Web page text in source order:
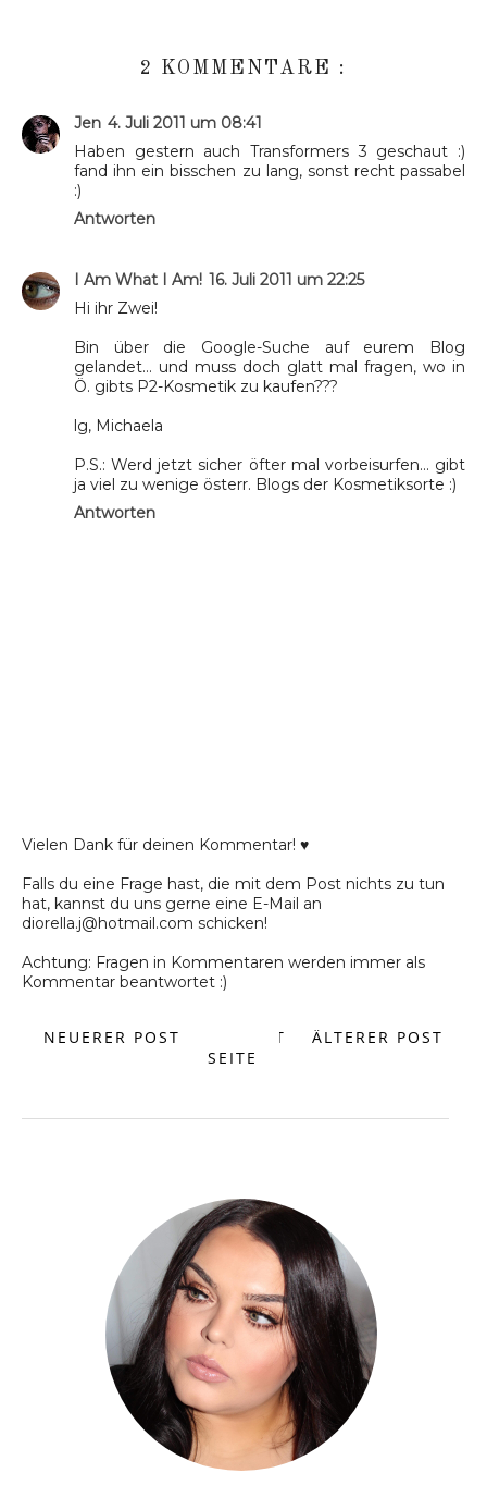
2 KOMMENTARE :
Jen 4. Juli 2011 um 08:41
Haben gestern auch Transformers 3 geschaut :)
fand ihn ein bisschen zu lang, sonst recht passabel
:)
Antworten
I Am What I Am! 16. Juli 2011 um 22:25
Hi ihr Zwei!
Bin über die Google-Suche auf eurem Blog
gelandet... und muss doch glatt mal fragen, wo in
Ö. gibts P2-Kosmetik zu kaufen???
lg, Michaela
P.S.: Werd jetzt sicher öfter mal vorbeisurfen... gibt
ja viel zu wenige österr. Blogs der Kosmetiksorte :)
Antworten
Vielen Dank für deinen Kommentar! ♥
Falls du eine Frage hast, die mit dem Post nichts zu tun
hat, kannst du uns gerne eine E-Mail an
diorella.j@hotmail.com schicken!
Achtung: Fragen in Kommentaren werden immer als
Kommentar beantwortet :)
NEUERER POST ÄLTERER POST
START
SEITE